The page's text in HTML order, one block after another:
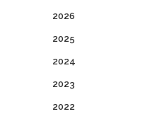
2026
2025
2024
2023
2022